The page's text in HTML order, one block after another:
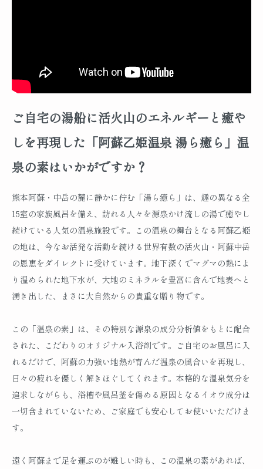
ご自宅の湯船に活火山のエネルギーと癒や
しを再現した「阿蘇乙姫温泉 湯ら癒ら」温
泉の素はいかがですか？
熊本阿蘇・中岳の麓に静かに佇む「湯ら癒ら」は、趣の異なる全
15室の家族風呂を備え、訪れる人々を源泉かけ流しの湯で癒やし
続けている人気の温泉施設です。この温泉の舞台となる阿蘇乙姫
の地は、今なお活発な活動を続ける世界有数の活火山・阿蘇中岳
の恩恵をダイレクトに受けています。地下深くでマグマの熱によ
り温められた地下水が、大地のミネラルを豊富に含んで地表へと
湧き出した、まさに大自然からの貴重な贈り物です。
この「温泉の素」は、その特別な源泉の成分分析値をもとに配合
された、こだわりのオリジナル入浴剤です。ご自宅のお風呂に入
れるだけで、阿蘇の力強い地熱が育んだ温泉の風合いを再現し、
日々の疲れを優しく解きほぐしてくれます。本格的な温泉気分を
追求しながらも、浴槽や風呂釜を傷める原因となるイオウ成分は
一切含まれていないため、ご家庭でも安心してお使いいただけま
す。
遠く阿蘇まで足を運ぶのが難しい時も、この温泉の素があれば、